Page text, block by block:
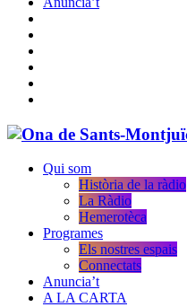
Qui som
Història de la ràdio
La Ràdio
Hemerotèca
Programes
Els nostres espais
Connectats
Anuncia’t
A LA CARTA